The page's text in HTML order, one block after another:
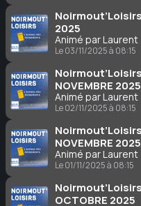
Noirmout’Loisirs
2025
Animé par Laurent
Le 03/11/2025 à 08:15
NOVEMBRE 2025
Animé par Laurent
Le 02/11/2025 à 08:15
NOVEMBRE 2025
Animé par Laurent
Le 01/11/2025 à 08:15
Noirmout’Loisirs
OCTOBRE 2025